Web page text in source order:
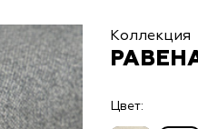
Коллекция
Цвет: